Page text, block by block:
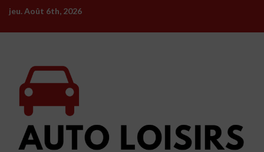
Skip
content
jeu. Août 6th, 2026